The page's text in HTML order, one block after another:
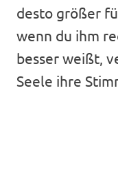
desto größer
wenn du ihm
besser weißt,
Seele ihre